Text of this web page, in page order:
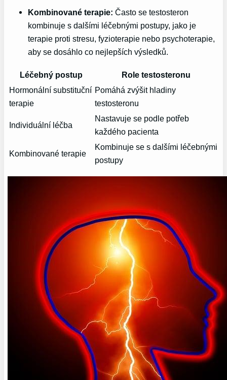
Kombinované terapie: Často se testosteron
kombinuje s dalšími léčebnými postupy, jako je
terapie proti stresu, fyzioterapie nebo psychoterapie,
aby se dosáhlo co nejlepších výsledků.
Léčebný postup
Role testosteronu
Hormonální substituční
terapie
Pomáhá zvýšit hladiny
testosteronu
Individuální léčba
Nastavuje se podle potřeb
každého pacienta
Kombinované terapie
Kombinuje se s dalšími léčebnými
postupy